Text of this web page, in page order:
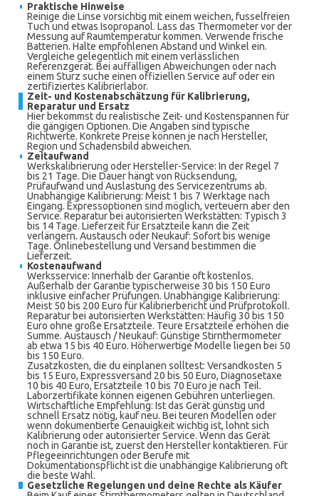
Praktische Hinweise
Reinige die Linse vorsichtig mit einem weichen, fusselfreien
Tuch und etwas Isopropanol. Lass das Thermometer vor der
Messung auf Raumtemperatur kommen. Verwende frische
Batterien. Halte empfohlenen Abstand und Winkel ein.
Vergleiche gelegentlich mit einem verlässlichen
Referenzgerät. Bei auffälligen Abweichungen oder nach
einem Sturz suche einen offiziellen Service auf oder ein
zertifiziertes Kalibrierlabor.
Zeit- und Kostenabschätzung für Kalibrierung,
Reparatur und Ersatz
Hier bekommst du realistische Zeit- und Kostenspannen für
die gängigen Optionen. Die Angaben sind typische
Richtwerte. Konkrete Preise können je nach Hersteller,
Region und Schadensbild abweichen.
Zeitaufwand
Werkskalibrierung oder Hersteller-Service: In der Regel 7
bis 21 Tage. Die Dauer hängt von Rücksendung,
Prüfaufwand und Auslastung des Servicezentrums ab.
Unabhängige Kalibrierung: Meist 1 bis 7 Werktage nach
Eingang. Expressoptionen sind möglich, verteuern aber den
Service. Reparatur bei autorisierten Werkstätten: Typisch 3
bis 14 Tage. Lieferzeit für Ersatzteile kann die Zeit
verlängern. Austausch oder Neukauf: Sofort bis wenige
Tage. Onlinebestellung und Versand bestimmen die
Lieferzeit.
Kostenaufwand
Werksservice: Innerhalb der Garantie oft kostenlos.
Außerhalb der Garantie typischerweise 30 bis 150 Euro
inklusive einfacher Prüfungen. Unabhängige Kalibrierung:
Meist 50 bis 200 Euro für Kalibrierbericht und Prüfprotokoll.
Reparatur bei autorisierten Werkstätten: Häufig 30 bis 150
Euro ohne große Ersatzteile. Teure Ersatzteile erhöhen die
Summe. Austausch / Neukauf: Günstige Stirnthermometer
ab etwa 15 bis 40 Euro. Höherwertige Modelle liegen bei 50
bis 150 Euro.
Zusatzkosten, die du einplanen solltest: Versandkosten 5
bis 15 Euro, Expressversand 20 bis 50 Euro, Diagnosetaxe
10 bis 40 Euro, Ersatzteile 10 bis 70 Euro je nach Teil.
Laborzertifikate können eigenen Gebühren unterliegen.
Wirtschaftliche Empfehlung: Ist das Gerät günstig und
schnell Ersatz nötig, kauf neu. Bei teuren Modellen oder
wenn dokumentierte Genauigkeit wichtig ist, lohnt sich
Kalibrierung oder autorisierter Service. Wenn das Gerät
noch in Garantie ist, zuerst den Hersteller kontaktieren. Für
Pflegeeinrichtungen oder Berufe mit
Dokumentationspflicht ist die unabhängige Kalibrierung oft
die beste Wahl.
Gesetzliche Regelungen und deine Rechte als Käufer